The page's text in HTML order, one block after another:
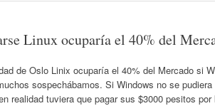
Linux ocuparía el 40% del
de Oslo Linix ocuparía el 40% del Mercado si
sospechábamos. Si Windows no se
realidad tuviera que pagar sus $3000 pesitos